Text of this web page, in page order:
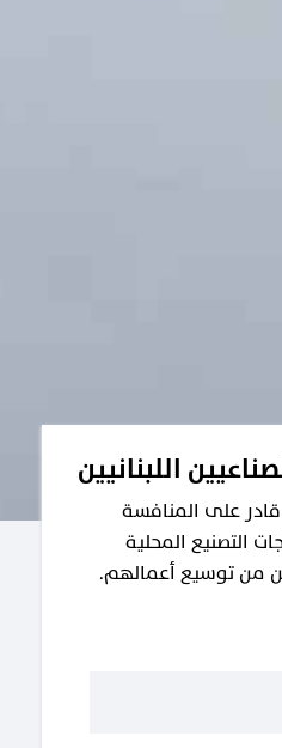
اللبنانيين
على المنافسة
التصنيع المحلية
من توسيع أعمالهم.